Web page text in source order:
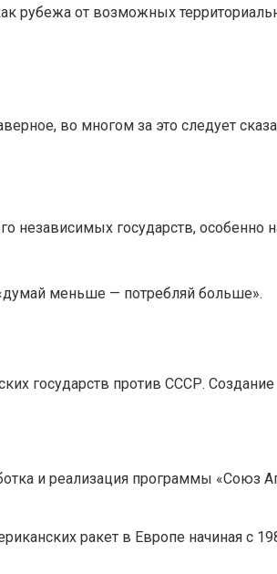
рубежа от возможных
во многом за это следует
независимых государств, особенно
меньше — потребляй больше».
государств против СССР.
и реализация программы «Союз
ракет в Европе начиная с